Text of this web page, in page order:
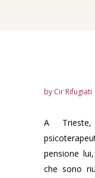
by Cir Rifugiati
A
pensione
che sono